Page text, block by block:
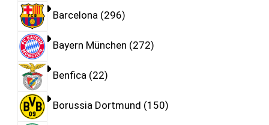
Barcelona 296
Bayern München 272
Benfica 22
Borussia Dortmund 150